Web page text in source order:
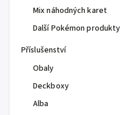
Mix náhodných karet
Další Pokémon produkty
Příslušenství
Obaly
Deckboxy
Alba